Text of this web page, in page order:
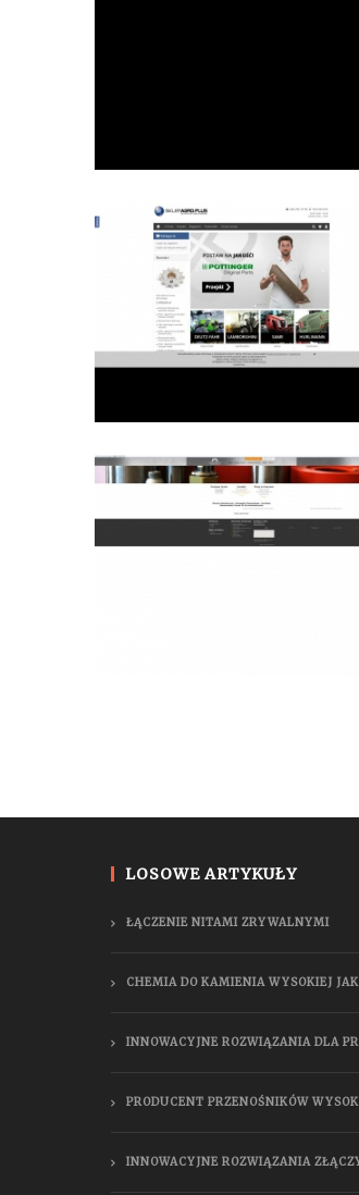
LOSOWE ARTYKUŁY
ŁĄCZENIE NITAMI ZRYWALNYMI
CHEMIA DO KAMIENIA WYSOKIEJ
INNOWACYJNE ROZWIĄZANIA DLA
PRODUCENT PRZENOŚNIKÓW
INNOWACYJNE ROZWIĄZANIA